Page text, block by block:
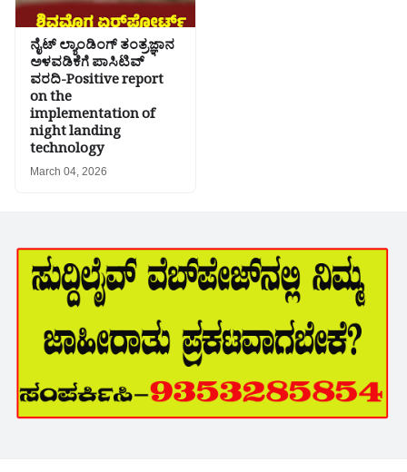
ನೈಟ್ ಲ್ಯಾಂಡಿಂಗ್ ತಂತ್ರಜ್ಞಾನ
ಅಳವಡಿಕೆಗೆ ಪಾಸಿಟಿವ್
ವರದಿ-Positive report
on the
implementation of
night landing
technology
March 04, 2026